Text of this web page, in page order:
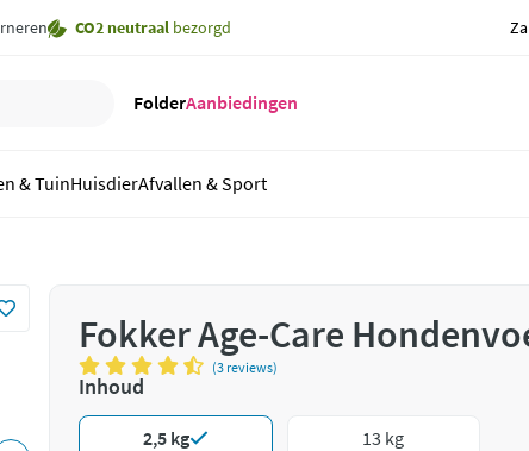
CO2 neutraal bezorgd
FolderAanbiedingen
& TuinHuisdierAfvallen & Sport
Fokker Age-Care
(3 reviews)
Inhoud
2,5 kg 13 kg